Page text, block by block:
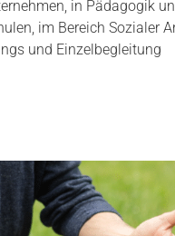
in Pädagogik
im Bereich Sozialer
und Einzelbegleitung